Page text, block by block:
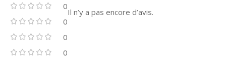
0
0
0
0
Il n’y a pas encore d’avis.